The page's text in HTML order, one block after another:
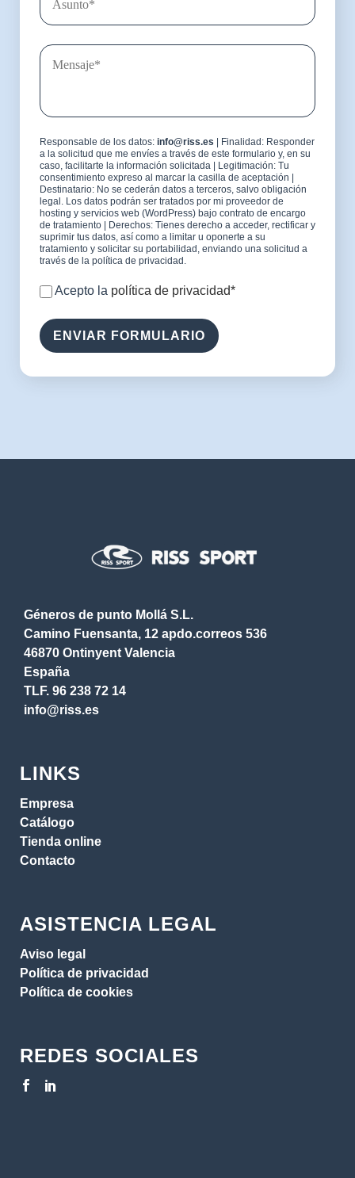
Responsable de los datos: info@riss.es
| Finalidad: Responder
a la solicitud que me envíes a través de este formulario y, en su
caso, facilitarte la información solicitada | Legitimación: Tu
consentimiento expreso al marcar la casilla de aceptación |
Destinatario: No se cederán datos a terceros, salvo obligación
legal. Los datos podrán ser tratados por mi proveedor de
hosting y servicios web (WordPress) bajo contrato de encargo
de tratamiento | Derechos: Tienes derecho a acceder, rectificar y
suprimir tus datos, así como a limitar u oponerte a su
tratamiento y solicitar su portabilidad, enviando una solicitud a
través de la política de privacidad.
Acepto la política de privacidad*
Géneros de punto Mollá S.L.
Camino Fuensanta, 12 apdo.correos 536
46870 Ontinyent Valencia
España
TLF. 96 238 72 14
info@riss.es
LINKS
Empresa
Catálogo
Tienda online
Contacto
ASISTENCIA LEGAL
Aviso legal
Política de privacidad
Política de cookies
REDES SOCIALES